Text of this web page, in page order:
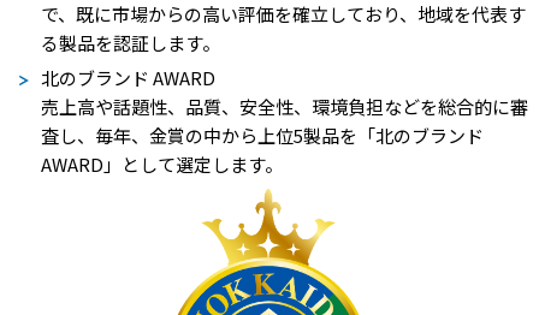
で、既に市場からの高い評価を確立しており、地域を代表す
る製品を認証します。
北のブランド AWARD
売上高や話題性、品質、安全性、環境負担などを総合的に審
査し、毎年、金賞の中から上位5製品を「北のブランド
AWARD」として選定します。